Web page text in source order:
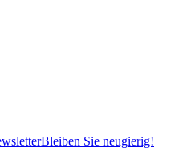
Bleiben Sie neugierig!